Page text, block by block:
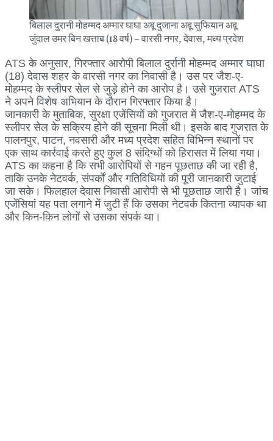
बिलाल दुरानी मोहम्मद अम्मार घाघा अबू दुजाना अबू सुफियान अबू
जुंदाल उमर बिन खत्ताब (18 वर्ष) – वारसी नगर, देवास, मध्य प्रदेश
ATS के अनुसार, गिरफ्तार आरोपी बिलाल दुर्रानी मोहम्मद अम्मार घाघा
(18) देवास शहर के वारसी नगर का निवासी है। उस पर जैश-ए-
मोहम्मद के स्लीपर सेल से जुड़े होने का आरोप है। उसे गुजरात ATS
ने अपने विशेष अभियान के दौरान गिरफ्तार किया है।
जानकारी के मुताबिक, सुरक्षा एजेंसियों को गुजरात में जैश-ए-मोहम्मद के
स्लीपर सेल के सक्रिय होने की सूचना मिली थी। इसके बाद गुजरात के
पालनपुर, पाटन, नवसारी और मध्य प्रदेश सहित विभिन्न स्थानों पर
एक साथ कार्रवाई करते हुए कुल 8 संदिग्धों को हिरासत में लिया गया।
ATS का कहना है कि सभी आरोपियों से गहन पूछताछ की जा रही है,
ताकि उनके नेटवर्क, संपर्कों और गतिविधियों की पूरी जानकारी जुटाई
जा सके। फिलहाल देवास निवासी आरोपी से भी पूछताछ जारी है। जांच
एजेंसियां यह पता लगाने में जुटी हैं कि उसका नेटवर्क कितना व्यापक था
और किन-किन लोगों से उसका संपर्क था।